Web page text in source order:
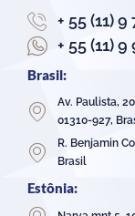
+ 55 (11)
+ 55 (11)
Brasil:
Av. Paulista,
01310-927,
R. Benjamin
Brasil
Estônia: